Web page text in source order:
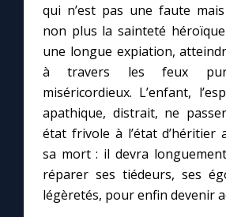
qui n’est pas une faute
non plus la sainteté
une longue expiation,
à travers les feux
miséricordieux. L’enfant,
apathique, distrait, ne
état frivole à l’état d’héritier
sa mort : il devra
réparer ses tiédeurs, ses
légèretés, pour enfin devenir